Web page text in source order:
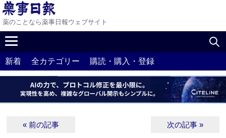
薬のことなら薬事日報ウェブサイト
新着 全カテゴリー 購読・購入・登録
« 前の記事 次の記事 »